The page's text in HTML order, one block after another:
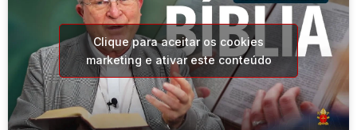
Clique para aceitar os cookies
marketing e ativar este conteúdo